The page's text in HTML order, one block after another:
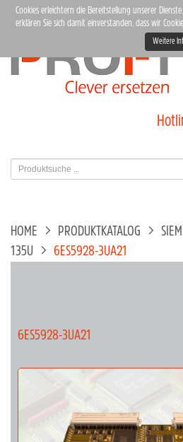
HOME PRODUKTKATALOG
135U
6ES5928-3UA21
6ES5928-3UA21
Cookies erleichtern die Bereitstellung unserer
erklären Sie sich damit einverstanden, dass wir
Weitere